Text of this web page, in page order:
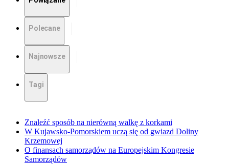
Polecane
Najnowsze
Tagi
Znaleźć sposób na nierówną walkę z korkami
W Kujawsko-Pomorskiem uczą się od gwiazd Doliny
Krzemowej
O finansach samorządów na Europejskim Kongresie
Samorządów